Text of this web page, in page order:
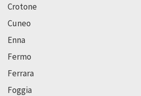
Crotone
Cuneo
Enna
Fermo
Ferrara
Foggia